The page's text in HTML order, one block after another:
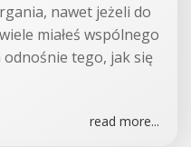
nawet jeżeli do
miałeś wspólnego
tego, jak się
read more...